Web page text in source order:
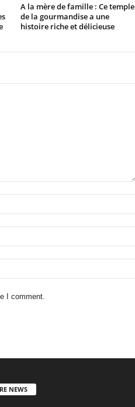
A la mère de famille : Ce temple
de la gourmandise a une
histoire riche et délicieuse
I comment.
NEWS